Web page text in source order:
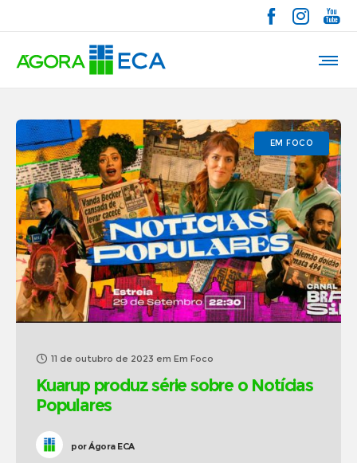
EM FOCO
11 de outubro de 2023 em Em Foco
Kuarup produz série sobre o Notícias
Populares
porÁgora ECA